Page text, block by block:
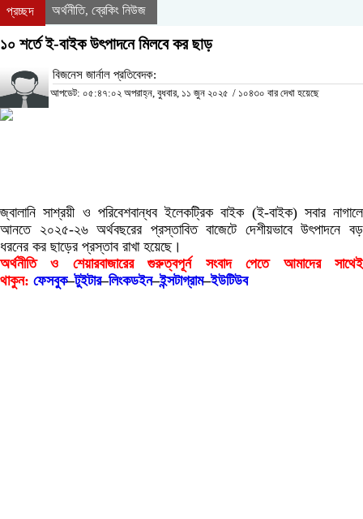
প্রচ্ছদ অর্থনীতি, ব্রেকিং নিউজ
১০ শর্তে ই-বাইক উৎপাদনে মিলবে কর ছাড়
বিজনেস জার্নাল প্রতিবেদক:
আপডেট: ০৫:৪৭:০২ অপরাহ্ন, বুধবার, ১১ জুন ২০২৫ / ১০৪৩০ বার দেখা হয়েছে
জ্বালানি সাশ্রয়ী ও পরিবেশবান্ধব ইলেকট্রিক বাইক (ই-বাইক) সবার নাগালে
আনতে ২০২৫-২৬ অর্থবছরের প্রস্তাবিত বাজেটে দেশীয়ভাবে উৎপাদনে বড়
ধরনের কর ছাড়ের প্রস্তাব রাখা হয়েছে।
অর্থনীতি ও শেয়ারবাজারের গুরুত্বপূর্ন সংবাদ পেতে আমাদের সাথেই
থাকুন: ফেসবুক–টুইটার–লিংকডইন–ইন্সটাগ্রাম–ইউটিউব